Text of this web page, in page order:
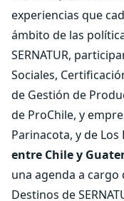
experiencias que
ámbito de las
SERNATUR,
Sociales,
de Gestión de
de ProChile, y
Parinacota, y de Los
entre Chile y
una agenda a
Destinos de